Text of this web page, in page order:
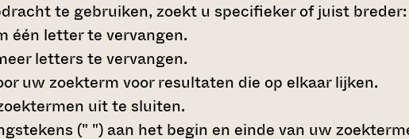
te gebruiken, zoekt u specifieker of juist breder:
één letter te vervangen.
letters te vervangen.
uw zoekterm voor resultaten die op elkaar lijken.
uit te sluiten.
(" ") aan het begin en einde van uw